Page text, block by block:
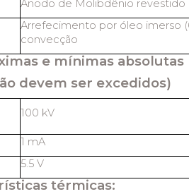
Ânodo de Molibdênio revestido
Arrefecimento por óleo imerso
convecção
e mínimas absolutas
devem ser excedidos)
100 kV
1 mA
5.5 V
térmicas: